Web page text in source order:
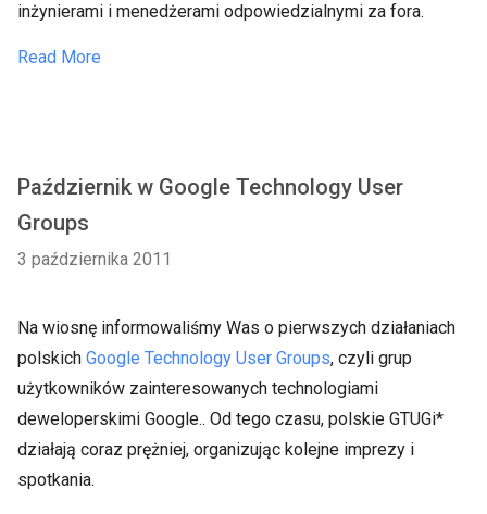
inżynierami i menedżerami odpowiedzialnymi za fora.
Read More
Październik w Google Technology User
Groups
3 października 2011
Na wiosnę informowaliśmy Was o pierwszych działaniach
polskich Google Technology User Groups, czyli grup
użytkowników zainteresowanych technologiami
deweloperskimi Google.. Od tego czasu, polskie GTUGi*
działają coraz prężniej, organizując kolejne imprezy i
spotkania.